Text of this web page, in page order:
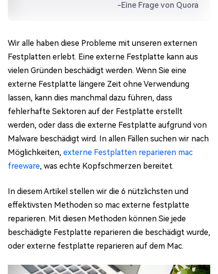
-Eine Frage von Quora
Wir alle haben diese Probleme mit unseren externen
Festplatten erlebt. Eine externe Festplatte kann aus
vielen Gründen beschädigt werden. Wenn Sie eine
externe Festplatte längere Zeit ohne Verwendung
lassen, kann dies manchmal dazu führen, dass
fehlerhafte Sektoren auf der Festplatte erstellt
werden, oder dass die externe Festplatte aufgrund von
Malware beschädigt wird. In allen Fällen suchen wir nach
Möglichkeiten, externe Festplatten reparieren mac
freeware, was echte Kopfschmerzen bereitet.
In diesem Artikel stellen wir die 6 nützlichsten und
effektivsten Methoden so mac externe festplatte
reparieren. Mit diesen Methoden können Sie jede
beschädigte Festplatte reparieren die beschädigt wurde,
oder externe festplatte reparieren auf dem Mac.